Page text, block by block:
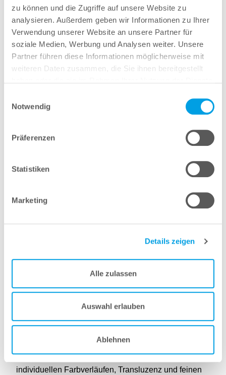
zu können und die Zugriffe auf unsere Website zu
analysieren. Außerdem geben wir Informationen zu Ihrer
Verwendung unserer Website an unsere Partner für
soziale Medien, Werbung und Analysen weiter. Unsere
Partner führen diese Informationen möglicherweise mit
weiteren Daten zusammen, die Sie ihnen bereitgestellt
Notwendig
Präferenzen
Statistiken
Marketing
Details zeigen
Alle zulassen
Auswahl erlauben
Ablehnen
Arbeitsgang ermöglicht. Entwickelt für den Stratasys
J5 DentaJet™ 3D-Drucker, setzt dieses Material neue
Maßstäbe in Sachen Ästhetik, Haltbarkeit und
Effizienz.
Benchmark anfragen
Kontakt aufnehmen
Warum TrueDent die beste Wahl für Ihr Labor ist:
Prothesenbasis und Zähne als eine nahtlose Struktur
Überlegene Ästhetik:Durch die Kombination von
fünf Grundfarben (Cyan, Magenta, Yellow, White und
Clear) entstehen naturgetreue Prothesen mit
individuellen Farbverläufen, Transluzenz und feinen